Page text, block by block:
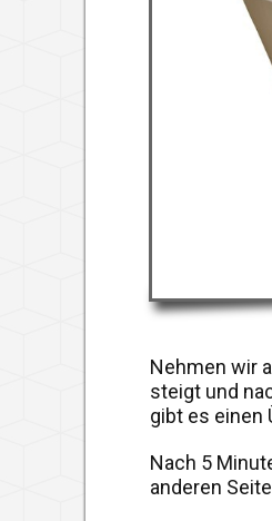
Nehmen wir
steigt und
gibt es einen
Nach 5
anderen